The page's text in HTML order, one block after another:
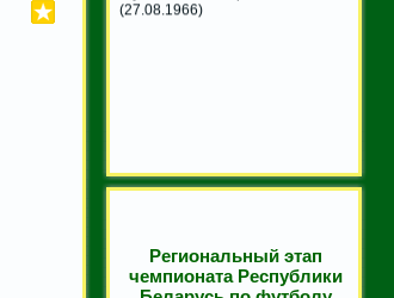
Региональный этап
чемпионата Республики